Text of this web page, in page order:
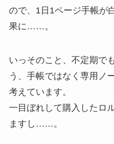
ので、1日1ページ手帳が
果に……。
いっそのこと、不定期で
う、手帳ではなく専用ノ
考えています。
一目ぼれして購入したロ
ますし……。